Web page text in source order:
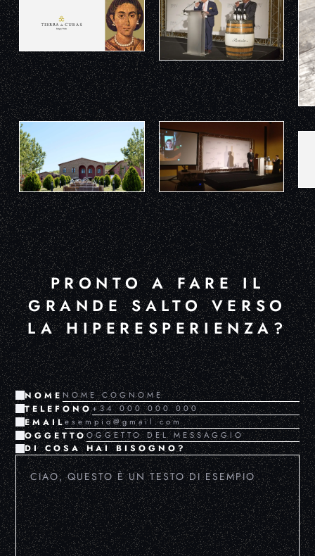
PRONTO A FARE IL
GRANDE SALTO VERSO
LA HIPERESPERIENZA?
NOME
TELEFONO
EMAIL
OGGETTO
DI COSA HAI BISOGNO?